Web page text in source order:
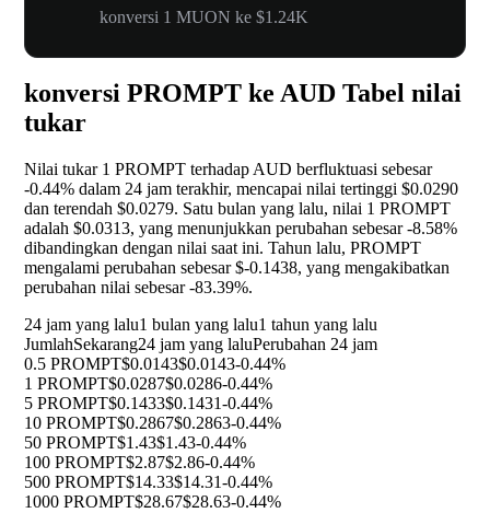
konversi 1 MUON ke $1.24K
konversi PROMPT ke AUD Tabel nilai
tukar
Nilai tukar 1 PROMPT terhadap AUD berfluktuasi sebesar
-0.44% dalam 24 jam terakhir, mencapai nilai tertinggi $0.0290
dan terendah $0.0279. Satu bulan yang lalu, nilai 1 PROMPT
adalah $0.0313, yang menunjukkan perubahan sebesar-8.58%
dibandingkan dengan nilai saat ini. Tahun lalu, PROMPT
mengalami perubahan sebesar $-0.1438, yang mengakibatkan
perubahan nilai sebesar-83.39%.
24 jam yang lalu1 bulan yang lalu1 tahun yang lalu
JumlahSekarang24 jam yang laluPerubahan 24 jam
0.5 PROMPT$0.0143$0.0143-0.44%
1 PROMPT$0.0287$0.0286-0.44%
5 PROMPT$0.1433$0.1431-0.44%
10 PROMPT$0.2867$0.2863-0.44%
50 PROMPT$1.43$1.43-0.44%
100 PROMPT$2.87$2.86-0.44%
500 PROMPT$14.33$14.31-0.44%
1000 PROMPT$28.67$28.63-0.44%